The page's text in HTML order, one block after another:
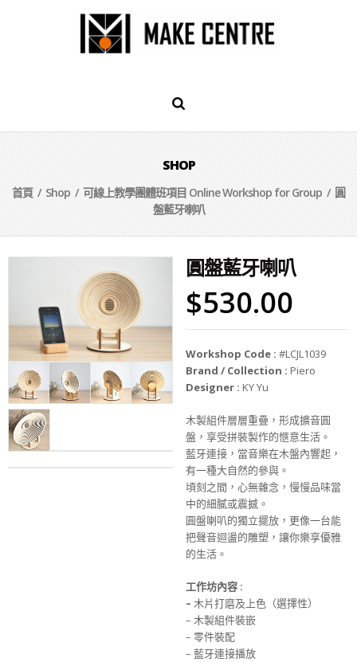
SHOP
首頁/ Shop / 可線上教學團體班項目 Online Workshop for Group / 圓
盤藍牙喇叭
圓盤藍牙喇叭
$530.00
Workshop Code : #LCJL1039
Brand / Collection : Piero
Designer : KY Yu
木製組件層層重疊，形成擴音圓
盤，享受拼裝製作的愜意生活。
藍牙連接，當音樂在木盤內響起，
有一種大自然的參與。
頃刻之間，心無雜念，慢慢品味當
中的細膩或震撼。
圓盤喇叭的獨立擺放，更像一台能
把聲音迴盪的雕塑，讓你樂享優雅
的生活。
工作坊內容:
– 木片打磨及上色（選擇性）
– 木製組件裝嵌
– 零件裝配
– 藍牙連接播放